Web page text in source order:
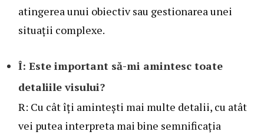
atingerea unui obiectiv sau gestionarea unei
situații complexe.
Î: Este important să-mi amintesc toate
detaliile visului?
R: Cu cât îți amintești mai multe detalii, cu atât
vei putea interpreta mai bine semnificația